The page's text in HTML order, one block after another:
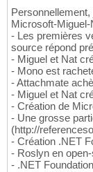
Microsoft-
- Les premières
source répond
- Miguel et Nat
- Mono est
- Attachmate
- Miguel et Nat
- Création de
- Une grosse
(http://
- Création .NET
- Roslyn en
- .NET